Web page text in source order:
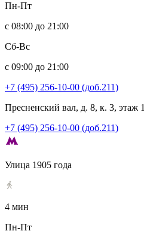
Пн-Пт
с 08:00 до 21:00
Сб-Вс
с 09:00 до 21:00
+7 (495) 256-10-00 (доб.211)
Пресненский вал, д. 8, к. 3, этаж 1
+7 (495) 256-10-00 (доб.211)
Улица 1905 года
4 мин
Пн-Пт